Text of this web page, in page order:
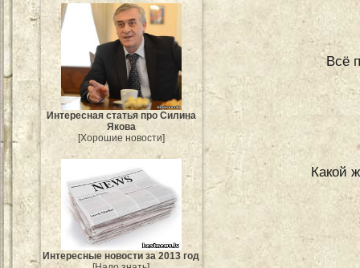
Интересная статья про Силина
Якова
[Хорошие новости]
Интересные новости за 2013 год
Всё
Какой